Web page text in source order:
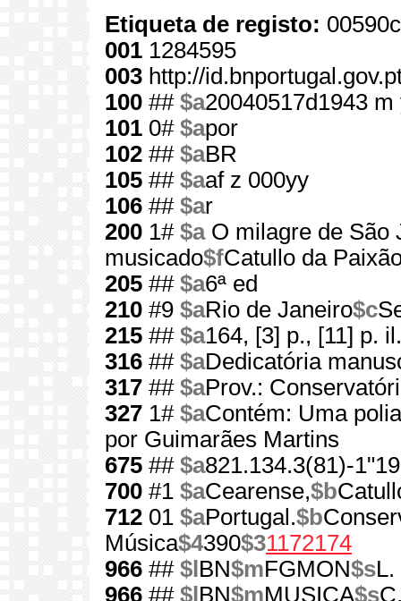
Etiqueta de registo:
001 1284595
003 http://
100 ## $a20040517d1943
101 0# $apor
102 ## $aBR
105 ## $aaf z 000yy
106 ## $ar
200 1# $aO milagre de São
musicado$fCatullo da
205 ## $a6ª ed
210 #9 $aRio de Janeiro$c
215 ## $a164, [3] p., [11] p. il.
316 ## $aDedicatória
317 ## $aProv.:
327 1# $aContém: Uma
por Guimarães Martins
675 ## $a821.134.3(81)-
700 #1 $aCearense,$b
712 01 $aPortugal.$b
Música$4390$31172174
966 ## $l BN$mFGMON$sL.
966 ## $l BN$mMUSICA$s